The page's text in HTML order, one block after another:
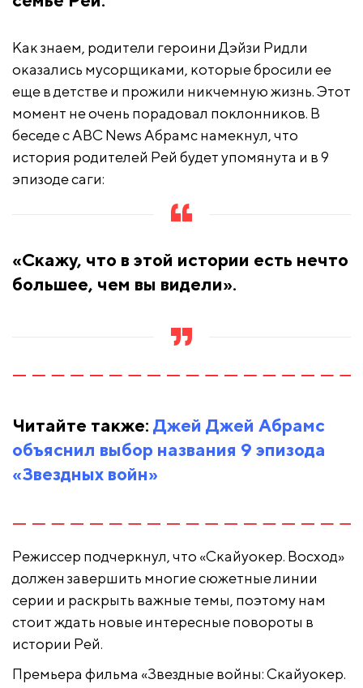
Как знаем, родители героини Дэйзи Ридли
оказались мусорщиками, которые бросили ее
еще в детстве и прожили никчемную жизнь. Этот
момент не очень порадовал поклонников. В
беседе с ABC News Абрамс намекнул, что
история родителей Рей будет упомянута и в 9
эпизоде саги:
«Скажу, что в этой истории есть нечто
большее, чем вы видели».
Читайте также: Джей Джей Абрамс
объяснил выбор названия 9 эпизода
«Звездных войн»
Режиссер подчеркнул, что «Скайуокер. Восход»
должен завершить многие сюжетные линии
серии и раскрыть важные темы, поэтому нам
стоит ждать новые интересные повороты в
истории Рей.
Премьера фильма «Звездные войны: Скайуокер.